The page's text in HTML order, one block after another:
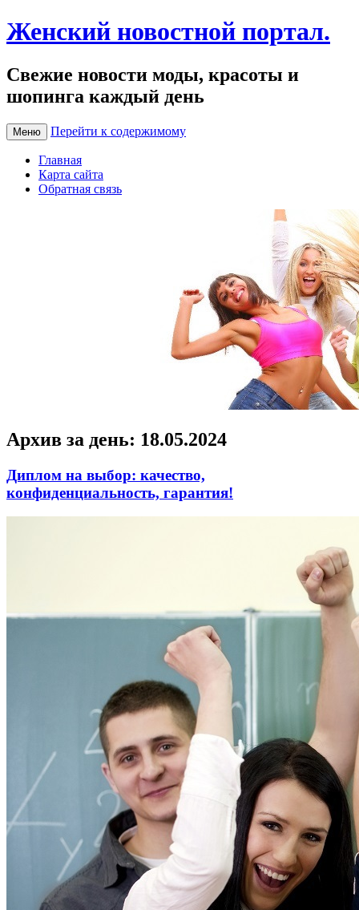
Женский новостной портал.
Свежие новости моды, красоты и
шопинга каждый день
Меню Перейти к содержимому
Главная
Карта сайта
Обратная связь
Архив за день: 18.05.2024
Диплом на выбор: качество,
конфиденциальность, гарантия!